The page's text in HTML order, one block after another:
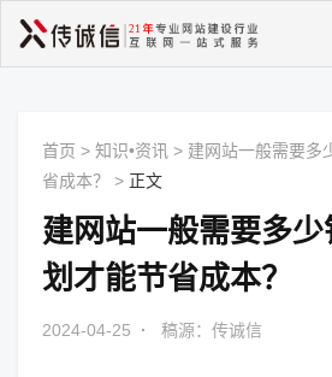
首页 > 知识•资讯 > 建网站一般需要多
省成本？
> 正文
建网站一般需要多
划才能节省成本？
2024-04-25 · 稿源：传诚信